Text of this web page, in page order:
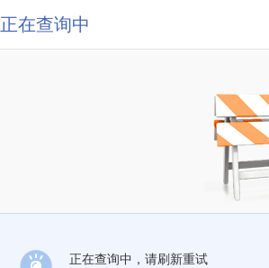
正在查询中
正在查询中，请刷新重试